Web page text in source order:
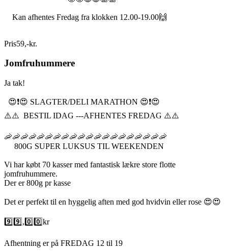
Kan afhentes Fredag fra klokken 12.00-19.00🙌
Pris59,-kr.
Jomfruhummere
Ja tak!
😍❗️😍 SLAGTER/DELI MARATHON 😍❗️😍
⚠️⚠️ BESTIL IDAG ---AFHENTES FREDAG ⚠️⚠️
🦐🦐🦐🦐🦐🦐🦐🦐🦐🦐🦐🦐🦐🦐🦐🦐🦐🦐🦐🦐
800G SUPER LUKSUS TIL WEEKENDEN
Vi har købt 70 kasser med fantastisk lækre store flotte
jomfruhummere.
Der er 800g pr kasse
Det er perfekt til en hyggelig aften med god hvidvin eller rose 😍😍
9️⃣9️⃣,0️⃣0️⃣kr
Afhentning er på FREDAG 12 til 19